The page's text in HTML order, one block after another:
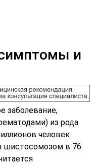
и
заболевание,
из рода
человек
шистосомозом в 76